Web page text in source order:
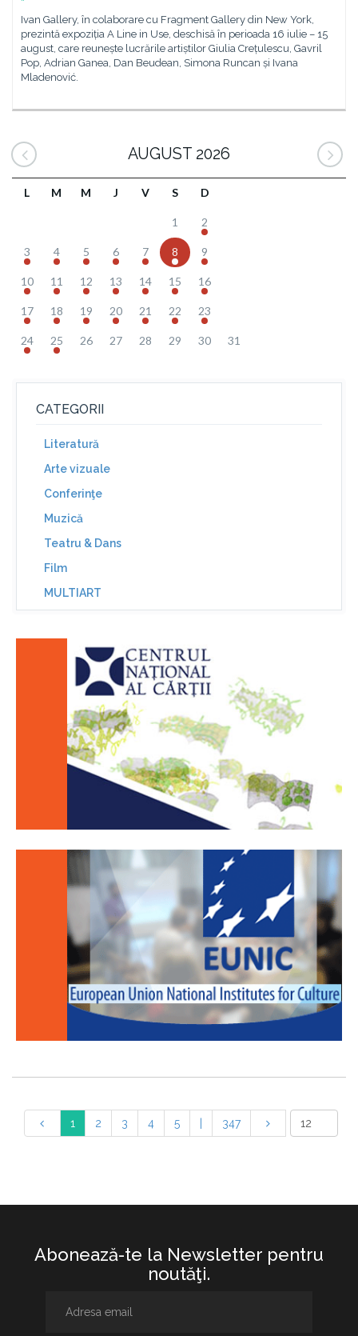
Ivan Gallery, în colaborare cu Fragment Gallery din New York,
prezintă expoziția A Line in Use, deschisă în perioada 16 iulie – 15
august, care reunește lucrările artiștilor Giulia Crețulescu, Gavril
Pop, Adrian Ganea, Dan Beudean, Simona Runcan și Ivana
Mladenović.
AUGUST 2026
L M M J V S D
1 2
3 4 5 6 7 8 9
10 11 12 13 14 15 16
17 18 19 20 21 22 23
24 25 26 27 28 29 30 31
CATEGORII
Literatură
Arte vizuale
Conferinţe
Muzică
Teatru & Dans
Film
MULTIART
1 2 3 4 5 347
Abonează-te la Newsletter pentru
noutăţi.